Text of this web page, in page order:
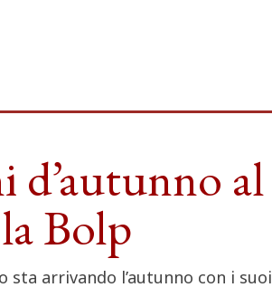
d’autunno al
Bolp
sta arrivando l’autunno con i suoi